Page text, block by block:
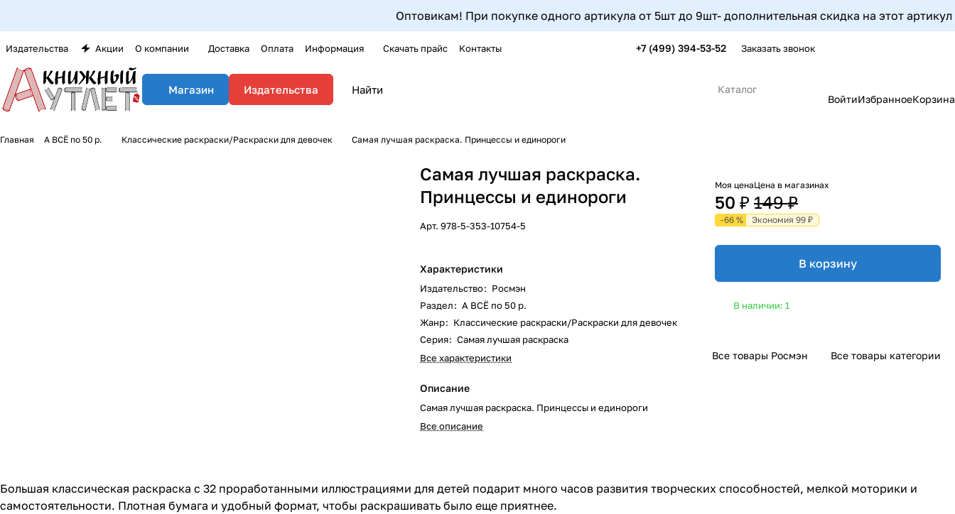
Оптовикам! При покупке одного артикула от 5шт до 9шт- дополнительная скидка на этот артикул
Издательства Акции О компании Доставка Оплата Информация Скачать прайс Контакты +7 (499) 394-53-52 Заказать звонок
Магазин Издательства
Каталог
ВойтиИзбранноеКорзина
Главная А ВСЁ по 50 р. Классические раскраски/Раскраски для девочек Самая лучшая раскраска. Принцессы и единороги
Самая лучшая раскраска.
Принцессы и единороги
Арт.978-5-353-10754-5
Характеристики
Издательство: Росмэн
Раздел: А ВСЁ по 50 р.
Жанр: Классические раскраски/Раскраски для девочек
Серия: Самая лучшая раскраска
Все характеристики
Описание
Самая лучшая раскраска. Принцессы и единороги
Все описание
Моя цена
50 ₽
Цена в магазинах
149 ₽
-66 % Экономия 99 ₽
В корзину
В наличии: 1
Все товары Росмэн Все товары категории
Большая классическая раскраска с 32 проработанными иллюстрациями для детей подарит много часов развития творческих способностей, мелкой моторики и
самостоятельности. Плотная бумага и удобный формат, чтобы раскрашивать было еще приятнее.